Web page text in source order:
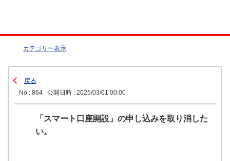
カテゴリー表示
戻る
No : 864
公開日時 : 2025/03/01 00:00
「スマート口座開設」の申し込みを取り消した
い。